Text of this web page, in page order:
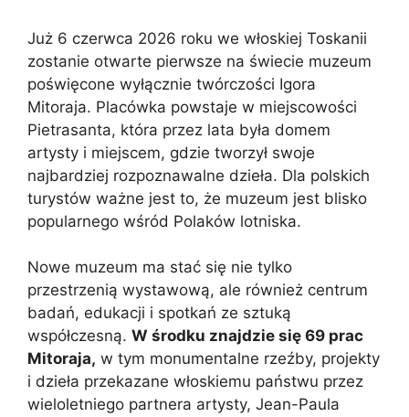
Już 6 czerwca 2026 roku we włoskiej Toskanii
zostanie otwarte pierwsze na świecie muzeum
poświęcone wyłącznie twórczości Igora
Mitoraja. Placówka powstaje w miejscowości
Pietrasanta, która przez lata była domem
artysty i miejscem, gdzie tworzył swoje
najbardziej rozpoznawalne dzieła. Dla polskich
turystów ważne jest to, że muzeum jest blisko
popularnego wśród Polaków lotniska.
Nowe muzeum ma stać się nie tylko
przestrzenią wystawową, ale również centrum
badań, edukacji i spotkań ze sztuką
współczesną. W środku znajdzie się 69 prac
Mitoraja, w tym monumentalne rzeźby, projekty
i dzieła przekazane włoskiemu państwu przez
wieloletniego partnera artysty, Jean-Paula